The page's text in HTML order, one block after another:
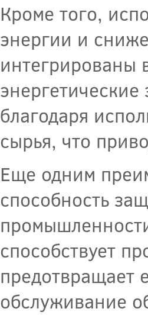
Кроме того,
энергии и
интегрированы
благодаря
сырья, что
Еще одним
способность
способствует
предотвращает
обслуживание